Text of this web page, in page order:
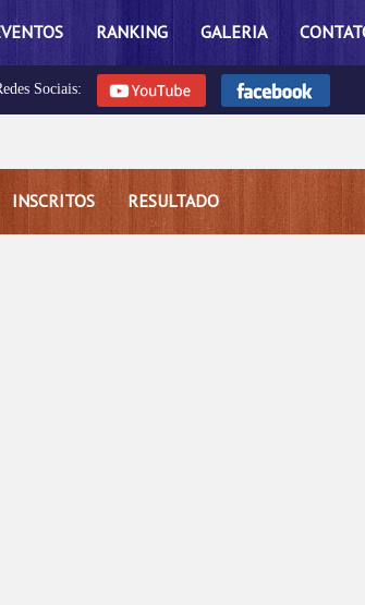
RANKING GALERIA
Sociais:
INSCRITOS RESULTADO